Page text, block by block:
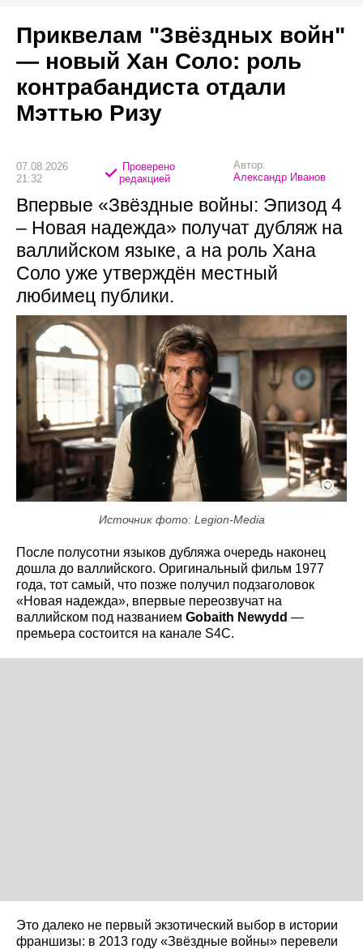
Приквелам "Звёздных войн"
— новый Хан Соло: роль
контрабандиста отдали
Мэттью Ризу
07.08.2026
21:32
Проверено
редакцией
Автор:
Александр Иванов
Впервые «Звёздные войны: Эпизод 4
– Новая надежда» получат дубляж на
валлийском языке, а на роль Хана
Соло уже утверждён местный
любимец публики.
Источник фото: Legion-Media
После полусотни языков дубляжа очередь наконец
дошла до валлийского. Оригинальный фильм 1977
года, тот самый, что позже получил подзаголовок
«Новая надежда», впервые переозвучат на
валлийском под названием Gobaith Newydd —
премьера состоится на канале S4C.
Это далеко не первый экзотический выбор в истории
франшизы: в 2013 году «Звёздные войны» перевели